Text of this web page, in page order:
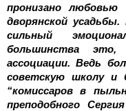
пронизано любовью
дворянской
сильный
большинства это,
ассоциации. Ведь
советскую школу и
“комиссаров в
преподобного